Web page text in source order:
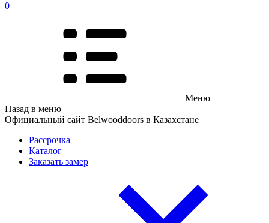
0
Меню
Назад в меню
Официальный сайт Belwooddoors в Казахстане
Рассрочка
Каталог
Заказать замер